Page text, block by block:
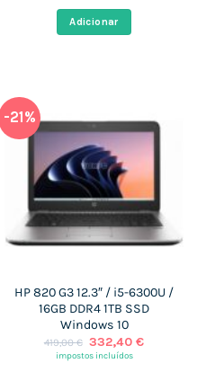
era:
378,00 €.
Adicionar
-21%
HP 820 G3 12.3″ / i5-6300U /
16GB DDR4 1TB SSD
Windows 10
419,00€ O
preço
332,40€O
impostos incluídos